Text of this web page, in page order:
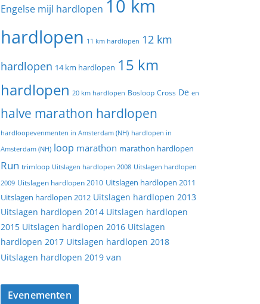
Engelse mijl hardlopen 10 km
hardlopen 11 km hardlopen 12 km
hardlopen 14 km hardlopen 15 km
hardlopen 20 km hardlopen Bosloop Cross De en
halve marathon hardlopen
hardloopevenmenten in Amsterdam (NH) hardlopen in
Amsterdam (NH) loop marathon marathon hardlopen
Run trimloop Uitslagen hardlopen 2008 Uitslagen hardlopen
2009 Uitslagen hardlopen 2010 Uitslagen hardlopen 2011
Uitslagen hardlopen 2012 Uitslagen hardlopen 2013
Uitslagen hardlopen 2014 Uitslagen hardlopen
2015 Uitslagen hardlopen 2016 Uitslagen
hardlopen 2017 Uitslagen hardlopen 2018
Uitslagen hardlopen 2019 van
Evenementen